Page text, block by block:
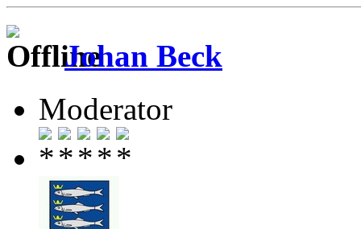
Johan Beck
Moderator